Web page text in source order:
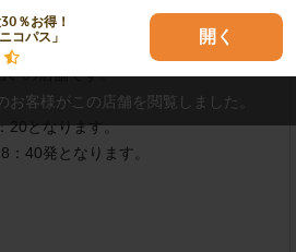
％お得！
コパス」
開く
：0123-21-9318
の店舗です。
20となります。
40発となります。
お客様がこの店舗を閲覧しました。